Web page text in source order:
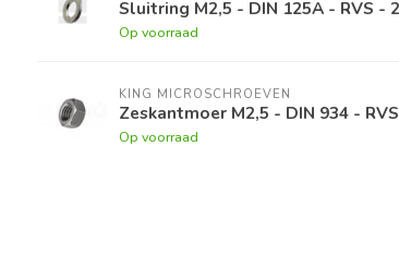
Sluitring M2,5 - DIN 125A - RVS -
Op voorraad
KING MICROSCHROEVEN
Zeskantmoer M2,5 - DIN 934 -
Op voorraad